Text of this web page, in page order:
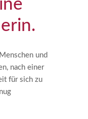
und
nach einer
für sich zu